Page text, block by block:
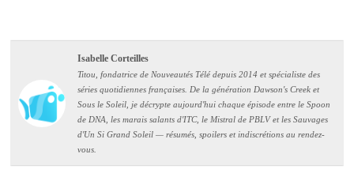
Isabelle Corteilles
Titou, fondatrice de Nouveautés Télé depuis 2014 et spécialiste des
séries quotidiennes françaises. De la génération Dawson's Creek et
Sous le Soleil, je décrypte aujourd'hui chaque épisode entre le Spoon
de DNA, les marais salants d'ITC, le Mistral de PBLV et les Sauvages
d'Un Si Grand Soleil — résumés, spoilers et indiscrétions au rendez-
vous.